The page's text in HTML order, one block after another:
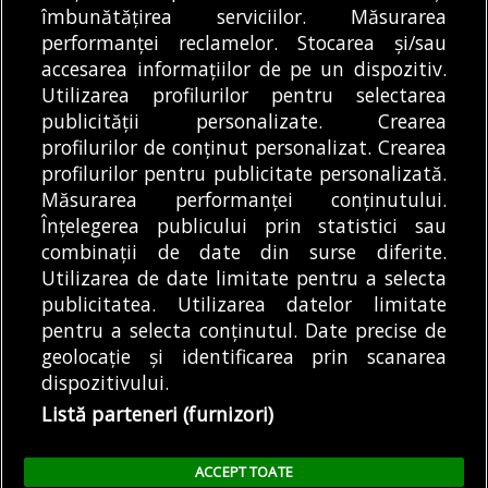
pentru un nou festival în Parcul IOR.
Concerte, competiţii de street dance şi
kendama, printre activităţi
MODIFICĂ SETĂRILE COOKIES
© Copyright 2025 - Buletin de București.
Găzduit dePresslabs.com. Powered by TRS Design.
Despre
Noi
Media
Kit
Politică De
Confidențialitate
Cookie
Policy (EU)
Cookie
Policy
Tweet
Facebook
Share this selection
Tweet
îmbunătățirea serviciilor. Măsurarea
performanței reclamelor. Stocarea și/sau
accesarea informațiilor de pe un dispozitiv.
Utilizarea profilurilor pentru selectarea
publicității personalizate. Crearea
profilurilor de conținut personalizat. Crearea
profilurilor pentru publicitate personalizată.
Măsurarea performanței conținutului.
Înțelegerea publicului prin statistici sau
combinații de date din surse diferite.
Utilizarea de date limitate pentru a selecta
publicitatea. Utilizarea datelor limitate
pentru a selecta conținutul. Date precise de
geolocație și identificarea prin scanarea
dispozitivului.
Listă parteneri (furnizori)
ACCEPT TOATE